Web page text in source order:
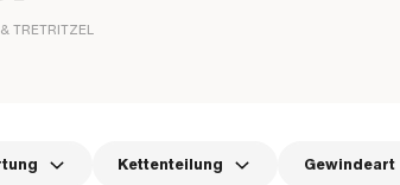
TRETRITZEL
Kettenteilung Gewindeart